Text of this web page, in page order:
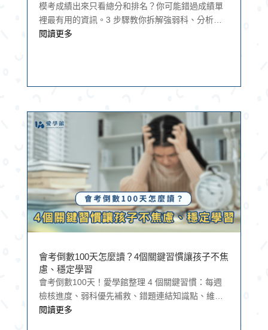
模考成績出來只看總分和排名？你可能錯過成績單
裡最有用的資訊。3 步驟教你拆解強弱科、分析錯
因，把成績單變成一份實際可執行的複習計畫。
閱讀更多
會考倒數100天怎麼讀？4個關鍵習慣讓孩子不焦
慮、穩定學習
會考倒數100天！愛學館整理 4 個關鍵習慣：每週
檢核進度、弱科優先補救、錯題連結知識點、維持
規律作息。附睡眠與記憶研究佐證＋家長陪考指
閱讀更多